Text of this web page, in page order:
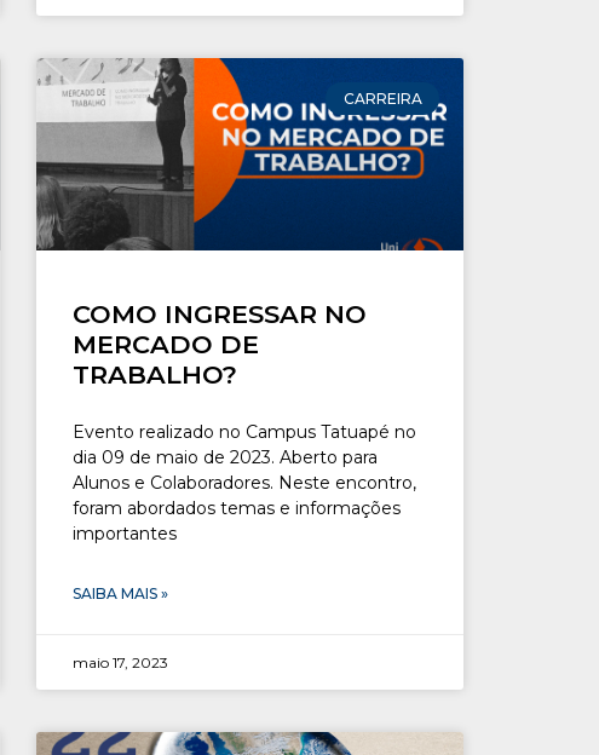
CARREIRA
COMO INGRESSAR NO
MERCADO DE
TRABALHO?
Evento realizado no Campus Tatuapé no
dia 09 de maio de 2023. Aberto para
Alunos e Colaboradores. Neste encontro,
foram abordados temas e informações
importantes
SAIBA MAIS »
maio 17, 2023